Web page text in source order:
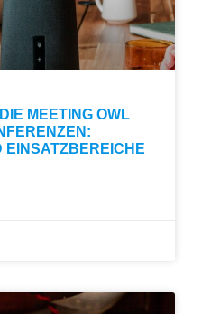
MEETING OWL
EINSATZBEREICHE